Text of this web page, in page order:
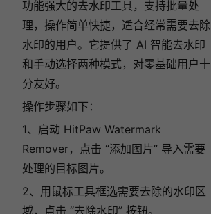
功能强大的去水印工具，支持批量处
理，操作简单快捷，适合经常需要去除
水印的用户。它提供了 AI 智能去水印
和手动选择两种模式，对零基础用户十
分友好。
操作步骤如下：
1、启动 HitPaw Watermark
Remover，点击 “添加图片” 导入需要
处理的目标图片。
2、用鼠标工具框选需要去除的水印区
域，点击 “去除水印” 按钮。